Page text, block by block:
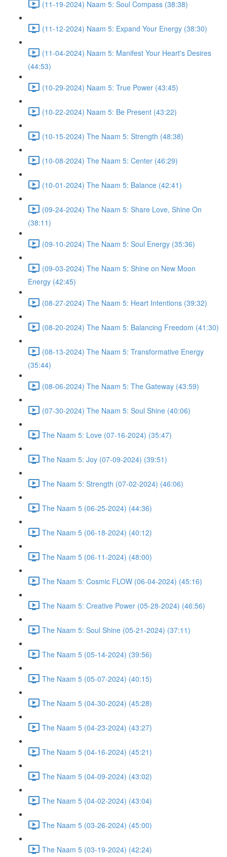
(11-19-2024) Naam 5: Soul Compass (38:38)
(11-12-2024) Naam 5: Expand Your Energy (38:30)
(11-04-2024) Naam 5: Manifest Your Heart's Desires
(44:53)
(10-29-2024) Naam 5: True Power (43:45)
(10-22-2024) Naam 5: Be Present (43:22)
(10-15-2024) The Naam 5: Strength (48:38)
(10-08-2024) The Naam 5: Center (46:29)
(10-01-2024) The Naam 5: Balance (42:41)
(09-24-2024) The Naam 5: Share Love, Shine On
(38:11)
(09-10-2024) The Naam 5: Soul Energy (35:36)
(09-03-2024) The Naam 5: Shine on New Moon
Energy (42:45)
(08-27-2024) The Naam 5: Heart Intentions (39:32)
(08-20-2024) The Naam 5: Balancing Freedom (41:30)
(08-13-2024) The Naam 5: Transformative Energy
(35:44)
(08-06-2024) The Naam 5: The Gateway (43:59)
(07-30-2024) The Naam 5: Soul Shine (40:06)
The Naam 5: Love (07-16-2024) (35:47)
The Naam 5: Joy (07-09-2024) (39:51)
The Naam 5: Strength (07-02-2024) (46:06)
The Naam 5 (06-25-2024) (44:36)
The Naam 5 (06-18-2024) (40:12)
The Naam 5 (06-11-2024) (48:00)
The Naam 5: Cosmic FLOW (06-04-2024) (45:16)
The Naam 5: Creative Power (05-28-2024) (46:56)
The Naam 5: Soul Shine (05-21-2024) (37:11)
The Naam 5 (05-14-2024) (39:56)
The Naam 5 (05-07-2024) (40:15)
The Naam 5 (04-30-2024) (45:28)
The Naam 5 (04-23-2024) (43:27)
The Naam 5 (04-16-2024) (45:21)
The Naam 5 (04-09-2024) (43:02)
The Naam 5 (04-02-2024) (43:04)
The Naam 5 (03-26-2024) (45:00)
The Naam 5 (03-19-2024) (42:24)